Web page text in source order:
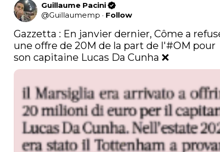
Guillaume Pacini
@Guillaumemp · Follow
Gazzetta : En janvier dernier, Côme a
une offre de 20M de la part de l'#OM pour
son capitaine Lucas Da Cunha ❌